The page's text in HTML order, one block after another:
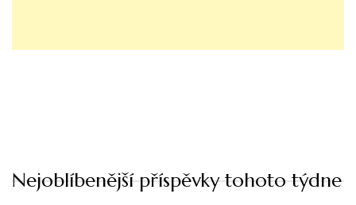
Nejoblíbenější příspěvky tohoto týdne